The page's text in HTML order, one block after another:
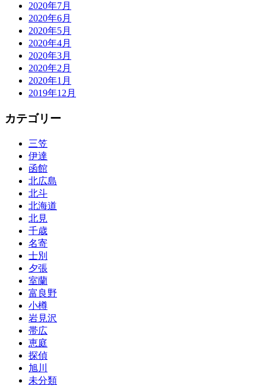
2020年7月
2020年6月
2020年5月
2020年4月
2020年3月
2020年2月
2020年1月
2019年12月
カテゴリー
三笠
伊達
函館
北広島
北斗
北海道
北見
千歳
名寄
士別
夕張
室蘭
富良野
小樽
岩見沢
帯広
恵庭
探偵
旭川
未分類